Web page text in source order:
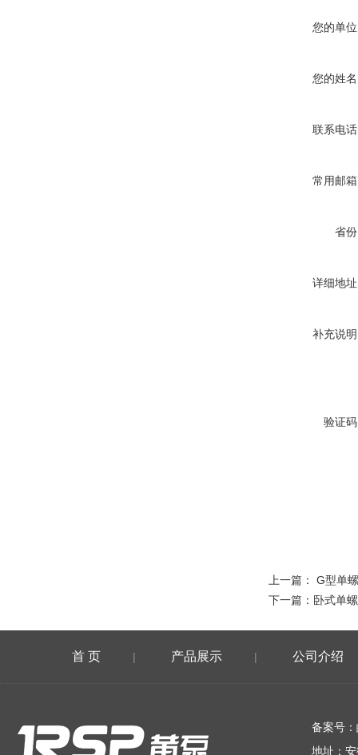
您的单
您的姓
联系电
常用邮
省
详细地
补充说
验证
上一篇： G型单
下一篇： 卧式单
首 页 | 产品展示 | 公司介绍
备案号：
地址：